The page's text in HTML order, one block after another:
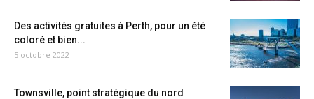
Des activités gratuites à Perth, pour un été
coloré et bien...
5 octobre 2022
Townsville, point stratégique du nord